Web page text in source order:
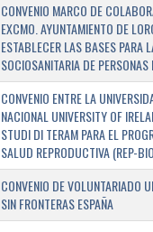
CONVENIO MARCO DE
EXCMO. AYUNTAMIENTO DE
ESTABLECER LAS BASES PARA
SOCIOSANITARIA DE
CONVENIO ENTRE LA
NACIONAL UNIVERSITY OF
STUDI DI TERAM PARA EL
SALUD REPRODUCTIVA (REP-
CONVENIO DE VOLUNTARIADO
SIN FRONTERAS ESPAÑA